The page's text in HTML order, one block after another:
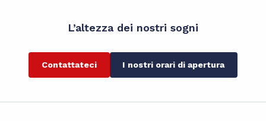
L’altezza dei nostri sogni
Contattateci I nostri orari di apertura